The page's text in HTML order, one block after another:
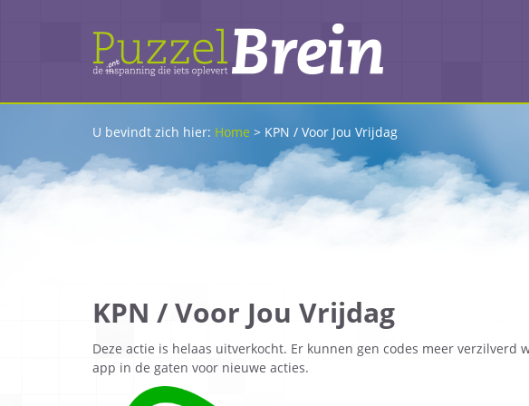
U bevindt zich hier: Home > KPN / Voor Jou Vrijdag
KPN / Voor Jou Vrijdag
Deze actie is helaas uitverkocht. Er kunnen gen codes meer verzilverd
app in de gaten voor nieuwe acties.